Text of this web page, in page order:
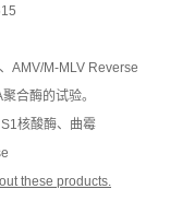
AMV/M-MLV Reverse
合酶的试验。
核酸酶、曲霉
these products.